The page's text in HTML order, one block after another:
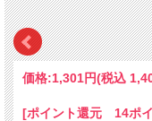
価格:1,301円(税込
[ポイント還元 14ポ